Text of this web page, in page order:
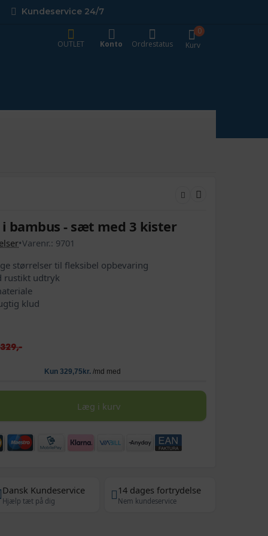
Kundeservice 24/7
Kurv
0
OUTLET
Konto Ordrestatus
bambus - sæt med 3 kister
•Varenr.: 9701
størrelser til fleksibel opbevaring
rustikt udtryk
klud
Læg i kurv
Dansk Kundeservice
Hjælp tæt på dig
14 dages fortrydelse
Nem kundeservice